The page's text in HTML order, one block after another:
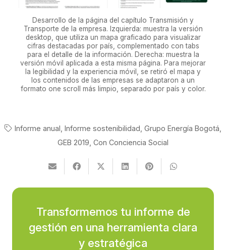
Desarrollo de la página del capítulo Transmisión y
Transporte de la empresa. Izquierda: muestra la versión
desktop, que utiliza un mapa graficado para visualizar
cifras destacadas por país, complementado con tabs
para el detalle de la información. Derecha: muestra la
versión móvil aplicada a esta misma página. Para mejorar
la legibilidad y la experiencia móvil, se retiró el mapa y
los contenidos de las empresas se adaptaron a un
formato one scroll más limpio, separado por país y color.
Informe anual Informe sostenibilidad Grupo Energía Bogotá
GEB 2019 Con Conciencia Social
Transformemos tu informe de
gestión en una herramienta clara
y estratégica